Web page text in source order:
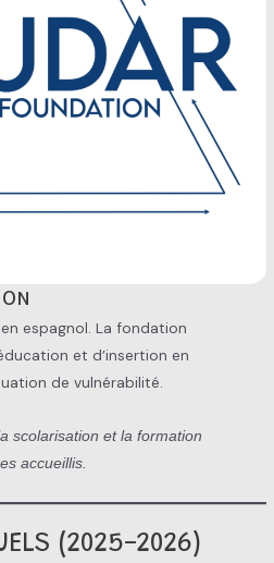
espagnol. La fondation
et d’insertion en
de vulnérabilité.
scolarisation et la formation
accueillis.
(2025-2026)